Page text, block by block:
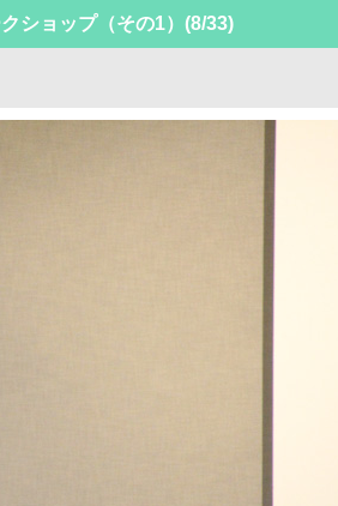
ショップ（その1） (8/33)